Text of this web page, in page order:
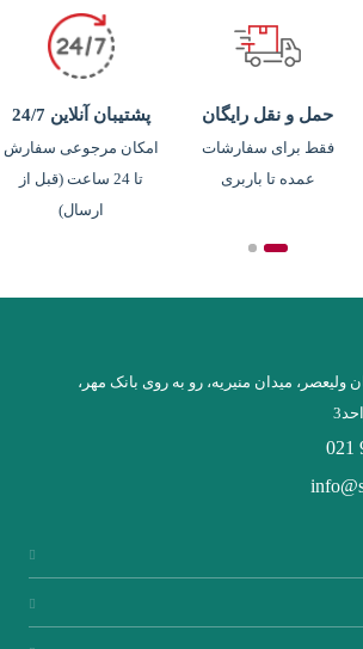
حمل و نقل رایگان
فقط برای سفارشات
عمده تا باربری
پشتیبان آنلاین 24/7
امکان مرجوعی سفارش
تا 24 ساعت (قبل از
ارسال)
ولیعصر، میدان منیریه، رو به روی بانک مهر،
021